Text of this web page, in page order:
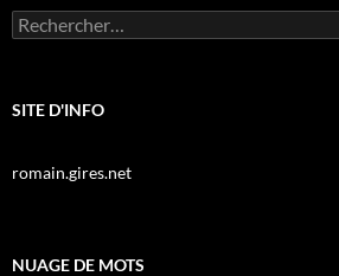
Rechercher :
SITE D'INFO
romain.gires.net
NUAGE DE MOTS